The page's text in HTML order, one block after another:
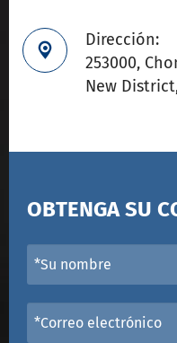

Dirección:
253000,
New
OBTENGA SU